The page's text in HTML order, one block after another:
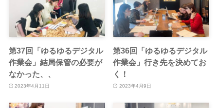
第37回「ゆるゆるデジタル
作業会」結局保管の必要が
なかった、、
2023年4月11日
第36回「ゆるゆるデジタル
作業会」行き先を決めてお
く！
2023年4月9日